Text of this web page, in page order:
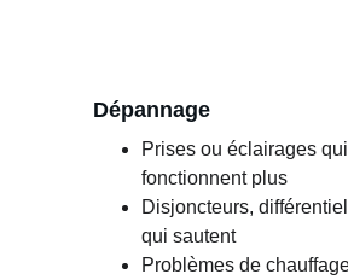
Dépannage
Prises ou éclairages
fonctionnent plus
Disjoncteurs,
qui sautent
Problèmes de